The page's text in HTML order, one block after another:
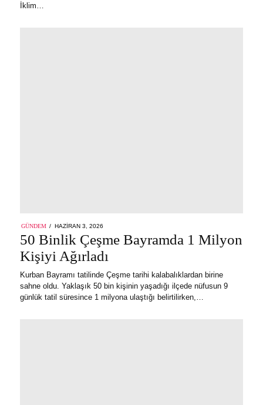
İklim…
GÜNDEM
POSTED
ON
HAZIRAN 3, 2026
50 Binlik Çeşme Bayramda 1 Milyon
Kişiyi Ağırladı
Kurban Bayramı tatilinde Çeşme tarihi kalabalıklardan birine
sahne oldu. Yaklaşık 50 bin kişinin yaşadığı ilçede nüfusun 9
günlük tatil süresince 1 milyona ulaştığı belirtilirken,…